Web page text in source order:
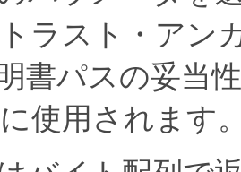
ラスト・アン
書パスの妥当
使用されます